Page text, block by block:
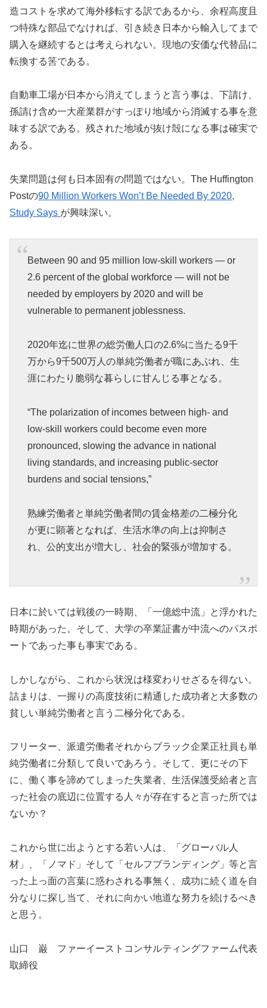
造コストを求めて海外移転する訳であるから、余程高度且
つ特殊な部品でなければ、引き続き日本から輸入してまで
購入を継続するとは考えられない。現地の安価な代替品に
転換する筈である。
自動車工場が日本から消えてしまうと言う事は、下請け、
孫請け含め一大産業群がすっぽり地域から消滅する事を意
味する訳である。残された地域が抜け殻になる事は確実で
ある。
失業問題は何も日本固有の問題ではない。The Huffington
Postの90 Million Workers Won’t Be Needed By 2020,
Study Says が興味深い。
Between 90 and 95 million low-skill workers — or
2.6 percent of the global workforce — will not be
needed by employers by 2020 and will be
vulnerable to permanent joblessness.
2020年迄に世界の総労働人口の2.6%に当たる9千
万から9千500万人の単純労働者が職にあぶれ、生
涯にわたり脆弱な暮らしに甘んじる事となる。
“The polarization of incomes between high- and
low-skill workers could become even more
pronounced, slowing the advance in national
living standards, and increasing public-sector
burdens and social tensions,”
熟練労働者と単純労働者間の賃金格差の二極分化
が更に顕著となれば、生活水準の向上は抑制さ
れ、公的支出が増大し、社会的緊張が増加する。
日本に於いては戦後の一時期、「一億総中流」と浮かれた
時期があった。そして、大学の卒業証書が中流へのパスポ
ートであった事も事実である。
しかしながら、これから状況は様変わりせざるを得ない。
詰まりは、一握りの高度技術に精通した成功者と大多数の
貧しい単純労働者と言う二極分化である。
フリーター、派遣労働者それからブラック企業正社員も単
純労働者に分類して良いであろう。そして、更にその下
に、働く事を諦めてしまった失業者、生活保護受給者と言
った社会の底辺に位置する人々が存在すると言った所では
ないか？
これから世に出ようとする若い人は、「グローバル人
材」、「ノマド」そして「セルフブランディング」等と言
った上っ面の言葉に惑わされる事無く、成功に続く道を自
分なりに探し当て、それに向かい地道な努力を続けるべき
と思う。
山口 巌 ファーイーストコンサルティングファーム代表
取締役